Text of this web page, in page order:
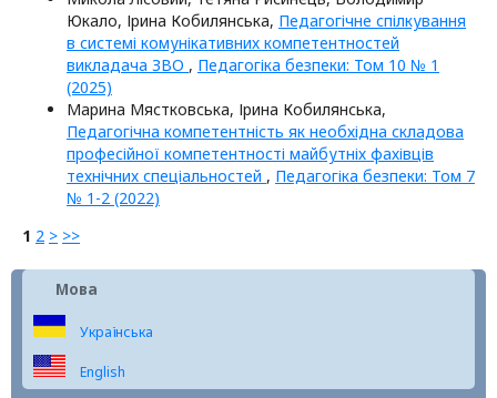
Юкало, Ірина Кобилянська, Педагогічне спілкування
в системі комунікативних компетентностей
викладача ЗВО , Педагогіка безпеки: Том 10 № 1
(2025)
Марина Мястковська, Ірина Кобилянська,
Педагогічна компетентність як необхідна складова
професійної компетентності майбутніх фахівців
технічних спеціальностей , Педагогіка безпеки: Том 7
№ 1-2 (2022)
1 2 > >>
Мова
Українська
English